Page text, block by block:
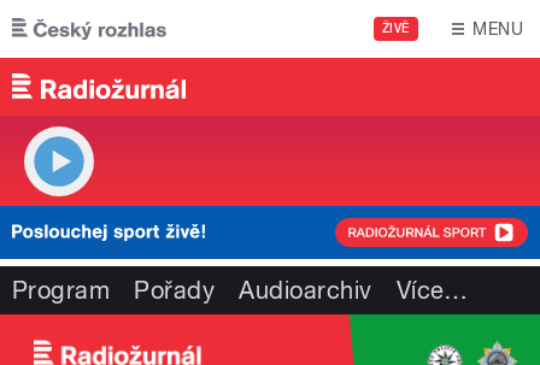
Přejít k hlavnímu obsahu
ŽIVĚ MENU
Program Pořady Audioarchiv Více…